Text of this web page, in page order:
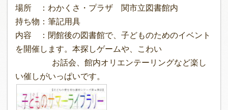
場所 ：わかくさ・プラザ 関市立図書館内
持ち物：筆記用具
内容 ：閉館後の図書館で、子どものためのイベント
を開催します。本探しゲームや、こわい
お話会、館内オリエンテーリングなど楽し
い催しがいっぱいです。